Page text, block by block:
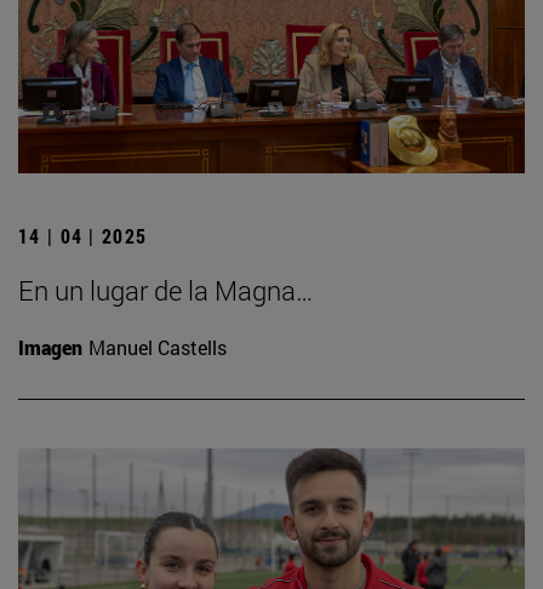
14 | 04 | 2025
En un lugar de la Magna…
Imagen Manuel Castells